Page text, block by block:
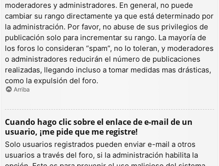
moderadores y administradores. En general, no puede
cambiar su rango directamente ya que está determinado por
la administración. Por favor, no abuse de sus privilegios de
publicación solo para incrementar su rango. La mayoría de
los foros lo consideran “spam”, no lo toleran, y moderadores
o administradores reducirán el número de publicaciones
realizadas, llegando incluso a tomar medidas mas drásticas,
como la expulsión del foro.
Arriba
Cuando hago clic sobre el enlace de e-mail de un
usuario, ¡me pide que me registre!
Solo usuarios registrados pueden enviar e-mail a otros
usuarios a través del foro, si la administración habilita la